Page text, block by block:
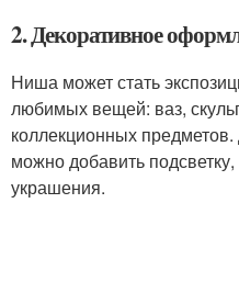
2. Декоративное
Ниша может стать
любимых вещей: ваз,
коллекционных
можно добавить
украшения.